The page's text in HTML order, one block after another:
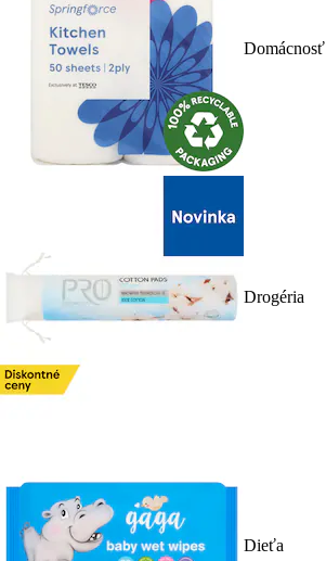
Domácnosť
Drogéria
Dieťa